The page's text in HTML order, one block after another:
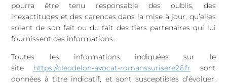
pourra être tenu responsable des oublis, des
inexactitudes et des carences dans la mise à jour, qu’elles
soient de son fait ou du fait des tiers partenaires qui lui
fournissent ces informations.
Toutes les informations indiquées sur le
site
https://cleodelon-avocat-romanssurisere26.fr
sont
données à titre indicatif, et sont susceptibles d’évoluer.